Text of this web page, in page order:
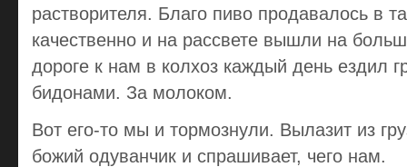
растворителя. Благо пиво продавалось в
качественно и на рассвете вышли на
дороге к нам в колхоз каждый день ездил
бидонами. За молоком.
Вот его-то мы и тормознули. Вылазит из
божий одуванчик и спрашивает, чего нам.